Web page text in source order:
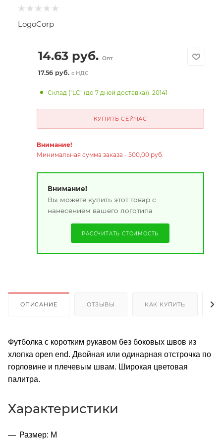
LogoCorp
14.63руб. Опт
17.56 руб. с НДС
Склад ("LC" (до 7 дней доставка)): 20141
КУПИТЬ СЕЙЧАС
Внимание!
Минимальная сумма заказа - 500,00 руб.
Внимание!
Вы можете купить этот товар с
нанесением вашего логотипа
РАССЧИТАТЬ СТОИМОСТЬ
ОПИСАНИЕ ОТЗЫВЫ КАК КУПИТЬ
Футболка с коротким рукавом без боковых швов из
хлопка open end. Двойная или одинарная отстрочка по
горловине и плечевым швам. Широкая цветовая
палитра.
Характеристики
Размер: M